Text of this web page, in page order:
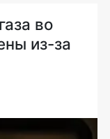
во
из-за